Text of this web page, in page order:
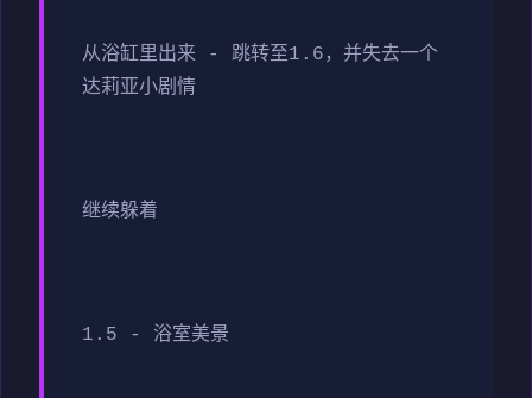
从浴缸里出来 - 跳转至1.6，并失去一个
达莉亚小剧情
继续躲着
1.5 - 浴室美景